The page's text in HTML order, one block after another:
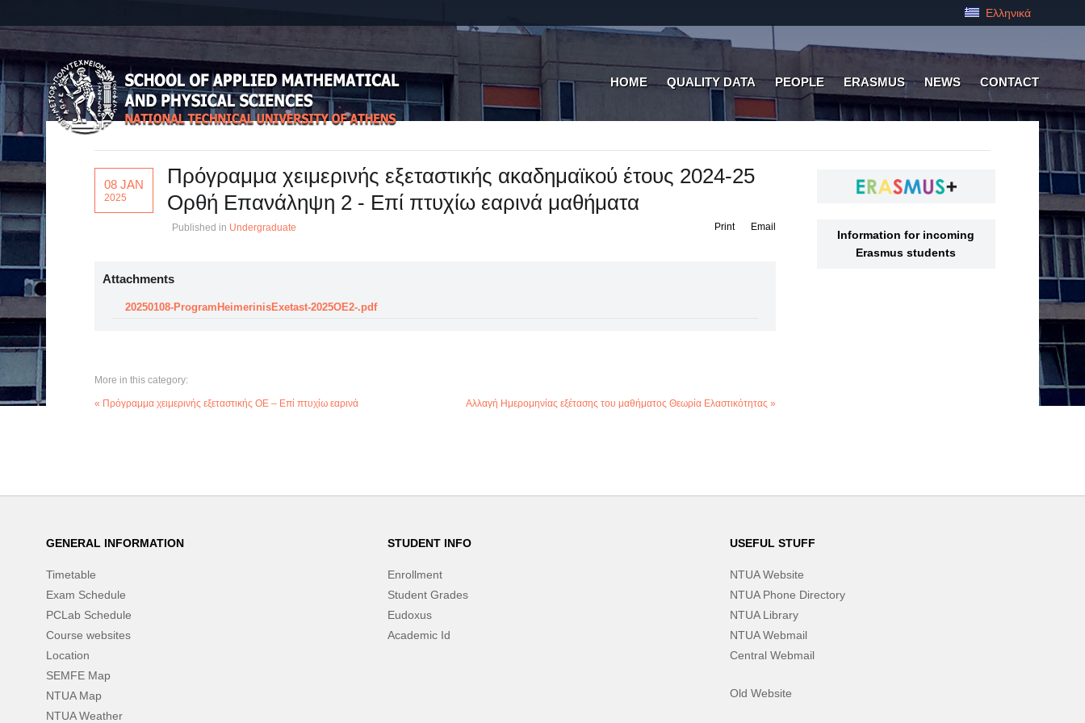
Ελληνικά
HOME QUALITY DATA PEOPLE ERASMUS NEWS CONTACT
08 JAN
2025
Πρόγραμμα χειμερινής εξεταστικής ακαδημαϊκού έτους 2024-25
Ορθή Επανάληψη 2 - Επί πτυχίω εαρινά μαθήματα
Published in Undergraduate Email
Print
Attachments
20250108-ProgramHeimerinisExetast-2025ΟΕ2-.pdf
More in this category:
« Πρόγραμμα χειμερινής εξεταστικής ΟΕ – Επί πτυχίω εαρινά Αλλαγή Ημερομηνίας εξέτασης του μαθήματος Θεωρία Ελαστικότητας »
Information for incoming
Erasmus students
GENERAL INFORMATION
Timetable
Exam Schedule
PCLab Schedule
Course websites
Location
SEMFE Map
NTUA Map
NTUA Weather
STUDENT INFO
Enrollment
Student Grades
Eudoxus
Academic Id
USEFUL STUFF
NTUA Website
NTUA Phone Directory
NTUA Library
NTUA Webmail
Central Webmail
Old Website